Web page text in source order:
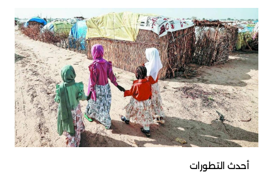
أحدث التطورات